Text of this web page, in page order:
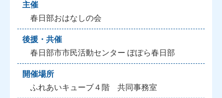
主催
春日部おはなしの会
後援・共催
春日部市市民活動センター ぽぽら春日部
開催場所
ふれあいキューブ４階 共同事務室